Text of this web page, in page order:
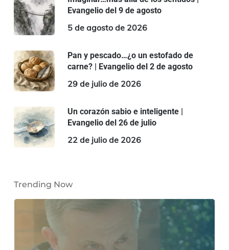
Evangelio del 9 de agosto
5 de agosto de 2026
Pan y pescado…¿o un estofado de
carne? | Evangelio del 2 de agosto
29 de julio de 2026
Un corazón sabio e inteligente |
Evangelio del 26 de julio
22 de julio de 2026
Trending Now